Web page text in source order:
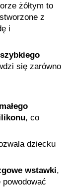
żółtym to
z
i
się zarówno
, co
dziecku
wstawki,